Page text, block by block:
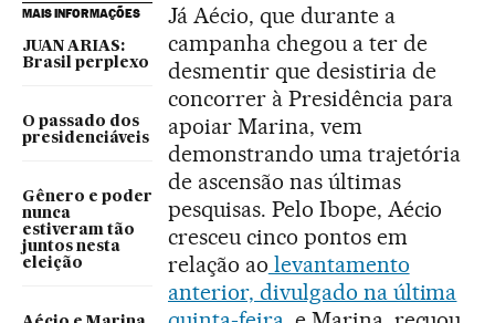
MAIS INFORMAÇÕES
JUAN ARIAS:
Brasil perplexo
O passado dos
presidenciáveis
Gênero e poder
nunca
estiveram tão
juntos nesta
eleição
Já Aécio, que durante a
campanha chegou a ter de
desmentir que desistiria de
concorrer à Presidência para
apoiar Marina, vem
demonstrando uma trajetória
de ascensão nas últimas
pesquisas. Pelo Ibope, Aécio
cresceu cinco pontos em
relação ao levantamento
anterior, divulgado na última